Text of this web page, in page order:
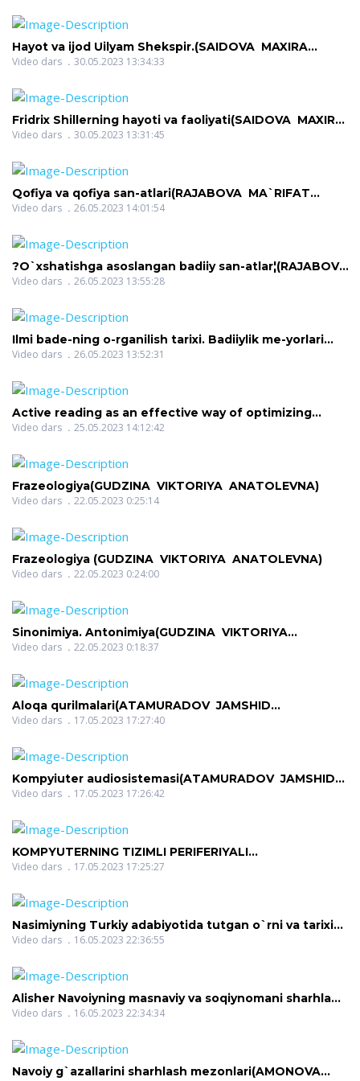
Hayot va ijod Uilyam Shekspir.(SAIDOVA MAXIRA
RASULEVNA)
Video dars 30.05.2023 13:34:33
Fridrix Shillerning hayoti va faoliyati(SAIDOVA MAXIRA
RASULEVNA)
Video dars 30.05.2023 13:31:45
Qofiya va qofiya san-atlari(RAJABOVA MA`RIFAT
BAQOYEVNA)
Video dars 26.05.2023 14:01:54
?O`xshatishga asoslangan badiiy san-atlar¦(RAJABOVA
MA`RIFAT BAQOYEVNA)
Video dars 26.05.2023 13:55:28
Ilmi bade-ning o-rganilish tarixi. Badiiylik me-yorlari
haqida umumiy tushuncha(RAJABOVA MA`RIFAT
Video dars 26.05.2023 13:52:31
Active reading as an effective way of optimizing
learning(SHARIPOVA DILNOZA SHAVKATOVNA)
Video dars 25.05.2023 14:12:42
Frazeologiya(GUDZINA VIKTORIYA ANATOLEVNA)
Video dars 22.05.2023 0:25:14
Frazeologiya (GUDZINA VIKTORIYA ANATOLEVNA)
Video dars 22.05.2023 0:24:00
Sinonimiya. Antonimiya(GUDZINA VIKTORIYA
ANATOLEVNA)
Video dars 22.05.2023 0:18:37
Aloqa qurilmalari(ATAMURADOV JAMSHID
JALILOVICH)
Video dars 17.05.2023 17:27:40
Kompyiuter audiosistemasi(ATAMURADOV JAMSHID
JALILOVICH)
Video dars 17.05.2023 17:26:42
KOMPYUTERNING TIZIMLI PERIFERIYALI
INTERFEYSI(ATAMURADOV JAMSHID JALILOVICH)
Video dars 17.05.2023 17:25:27
Nasimiyning Turkiy adabiyotida tutgan o`rni va tarixiy
mavqeyi(AMONOVA ZILOLA QODIROVNA)
Video dars 16.05.2023 22:36:55
Alisher Navoiyning masnaviy va soqiynomani sharhlab
o`qitish(AMONOVA ZILOLA QODIROVNA)
Video dars 16.05.2023 22:34:34
Navoiy g`azallarini sharhlash mezonlari(AMONOVA